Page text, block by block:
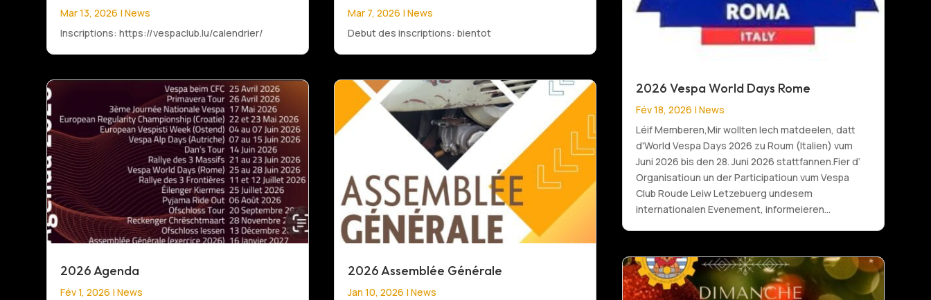
Mar 13, 2026 |News
Inscriptions: https://vespaclub.lu/calendrier/
2026 Agenda
Fév 1, 2026 |News
Mar 7, 2026 |News
Debut des inscriptions: bientot
2026 Assemblée Générale
Jan 10, 2026 |News
2026 Vespa World Days Rome
Fév 18, 2026 | News
Léif Memberen,Mir wollten Iech matdeelen, datt
d'World Vespa Days 2026 zu Roum (Italien) vum
Juni 2026 bis den 28. Juni 2026 stattfannen.Fier d‘
Organisatioun un der Participatioun vum Vespa
Club Roude Leiw Letzebuerg undesem
internationalen Evenement, informeieren...